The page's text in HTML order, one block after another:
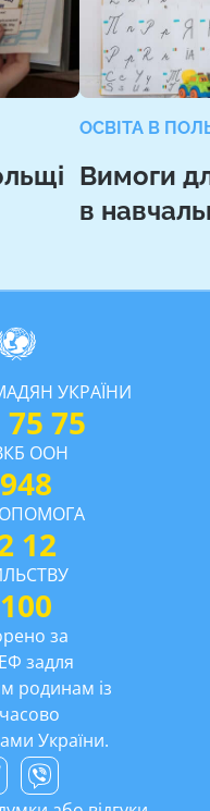
ОСВІТА В
Вимоги
в
УКРАЇНИ
75
ООН
12
за
задля
родинам із
України.